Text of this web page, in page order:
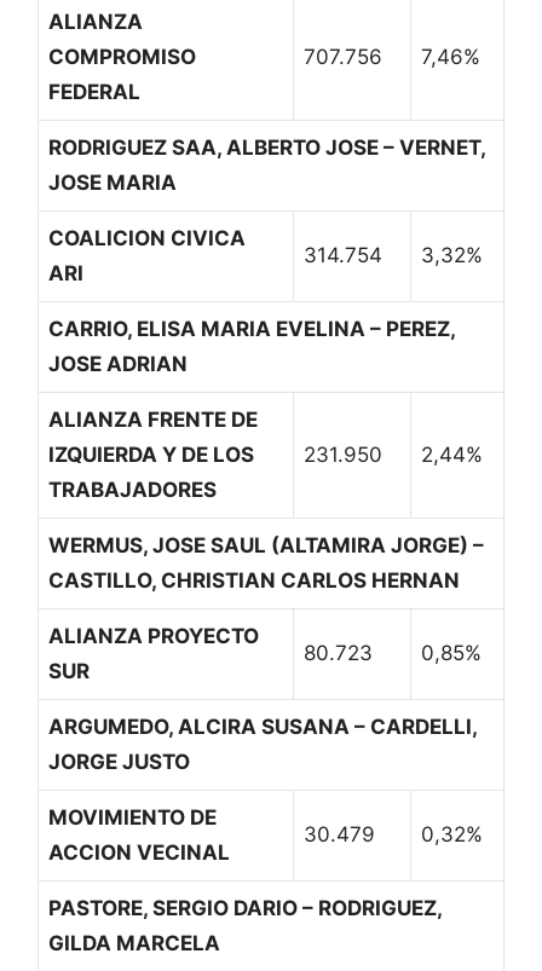
ALIANZA
COMPROMISO
FEDERAL
707.756 7,46%
RODRIGUEZ SAA, ALBERTO JOSE – VERNET,
JOSE MARIA
COALICION CIVICA
ARI
314.754 3,32%
CARRIO, ELISA MARIA EVELINA – PEREZ,
JOSE ADRIAN
ALIANZA FRENTE DE
IZQUIERDA Y DE LOS
TRABAJADORES
231.950 2,44%
WERMUS, JOSE SAUL (ALTAMIRA JORGE) –
CASTILLO, CHRISTIAN CARLOS HERNAN
ALIANZA PROYECTO
SUR
80.723 0,85%
ARGUMEDO, ALCIRA SUSANA – CARDELLI,
JORGE JUSTO
MOVIMIENTO DE
ACCION VECINAL
30.479 0,32%
PASTORE, SERGIO DARIO – RODRIGUEZ,
GILDA MARCELA